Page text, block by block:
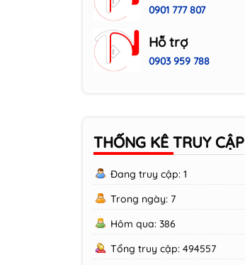
0901 777 807
Hỗ trợ
0903 959 788
THỐNG KÊ TRUY CẬP
Đang truy cập: 1
Trong ngày: 7
Hôm qua: 386
Tổng truy cập: 494557